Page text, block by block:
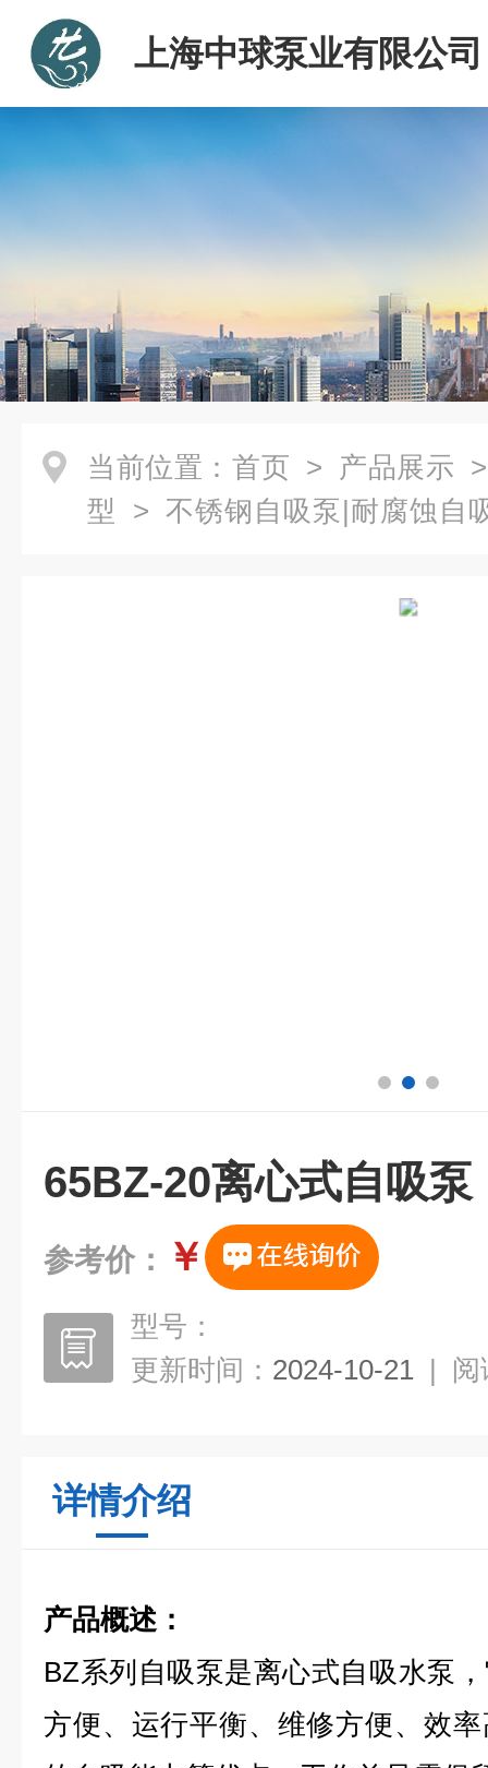
上海中球泵业有限公司
当前位置： 首页 > 产品展示
型 > 不锈钢自吸泵|耐腐蚀自
65BZ-20离心式自吸泵
参考价： ￥
型号：
更新时间： 2024-10-21 | 阅
详情介绍
产品概述：
BZ系列自吸泵是离心式自吸水泵
方便、运行平衡、维修方便、效